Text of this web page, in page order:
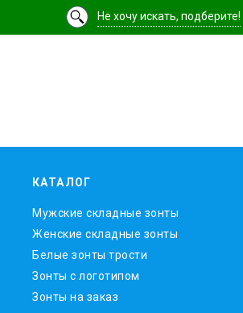
Не хочу искать, подберите!
КАТАЛОГ
Мужские складные зонты
Женские складные зонты
Белые зонты трости
Зонты с логотипом
Зонты на заказ